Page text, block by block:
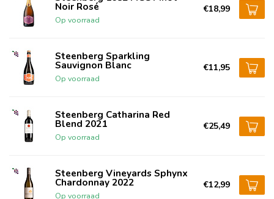
Noir Rosé
Op voorraad
€18,99
Steenberg Sparkling
Sauvignon Blanc
Op voorraad
€11,95
Steenberg Catharina Red
Blend 2021
Op voorraad
€25,49
Steenberg Vineyards Sphynx
Chardonnay 2022
Op voorraad
€12,99